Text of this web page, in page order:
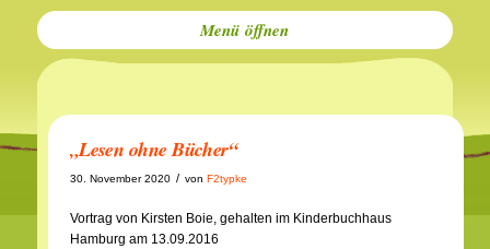
Menü
„Lesen ohne Bücher“
30. November 2020 / von F2typke
Vortrag von Kirsten Boie, gehalten im Kinderbuchhaus
Hamburg am 13.09.2016